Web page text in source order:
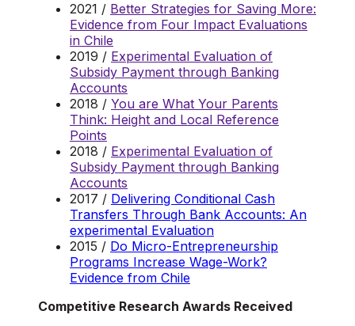
2021 / Better Strategies for Saving More:
Evidence from Four Impact Evaluations
in Chile
2019 / Experimental Evaluation of
Subsidy Payment through Banking
Accounts
2018 / You are What Your Parents
Think: Height and Local Reference
Points
2018 / Experimental Evaluation of
Subsidy Payment through Banking
Accounts
2017 / Delivering Conditional Cash
Transfers Through Bank Accounts: An
experimental Evaluation
2015 / Do Micro-Entrepreneurship
Programs Increase Wage-Work?
Evidence from Chile
Competitive Research Awards Received